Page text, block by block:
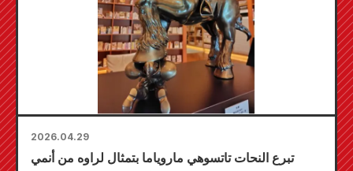
2026.04.29
تبرع النحات تاتسوهي ماروياما بتمثال لراوه من أنمي